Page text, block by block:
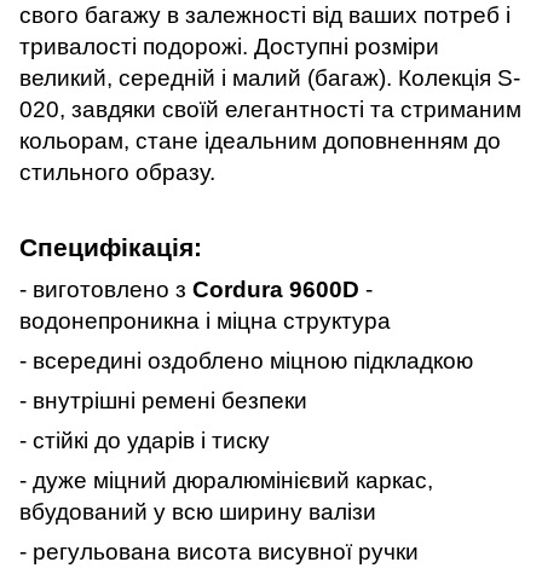
свого багажу в залежності від ваших потреб і
тривалості подорожі. Доступні розміри
великий, середній і малий (багаж). Колекція S-
020, завдяки своїй елегантності та стриманим
кольорам, стане ідеальним доповненням до
стильного образу.
Специфікація:
- виготовлено з Cordura 9600D -
водонепроникна і міцна структура
- всередині оздоблено міцною підкладкою
- внутрішні ремені безпеки
- стійкі до ударів і тиску
- дуже міцний дюралюмінієвий каркас,
вбудований у всю ширину валізи
- регульована висота висувної ручки